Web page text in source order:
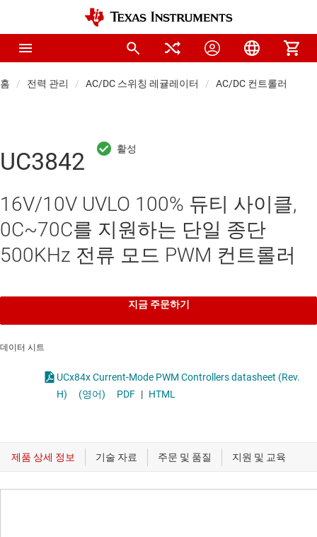
홈 전력 관리 AC/DC 스위칭 레귤레이터 AC/DC 컨트롤러
UC3842
16V/10V UVLO 100% 듀티 사이클,
0C~70C를 지원하는 단일 종단
500KHz 전류 모드 PWM 컨트롤러
지금 주문하기
데이터 시트
UCx84x Current-Mode PWM Controllers datasheet (Rev.
H)
(영어) PDF | HTML